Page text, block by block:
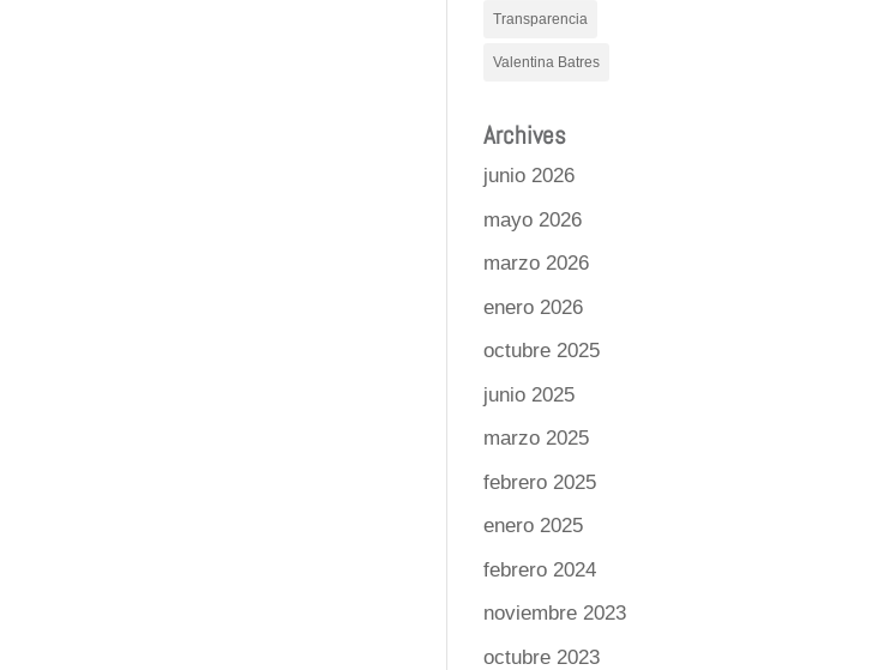
Transparencia
Valentina Batres
Archives
junio 2026
mayo 2026
marzo 2026
enero 2026
octubre 2025
junio 2025
marzo 2025
febrero 2025
enero 2025
febrero 2024
noviembre 2023
octubre 2023